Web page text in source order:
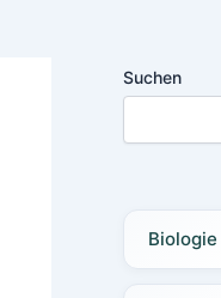
Suchen
Biologie